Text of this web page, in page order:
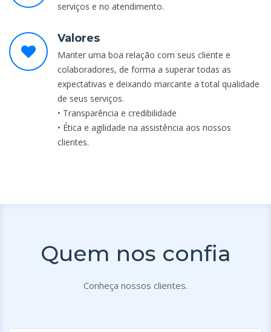
serviços e no atendimento.
Valores
Manter uma boa relação com seus cliente e
colaboradores, de forma a superar todas as
expectativas e deixando marcante a total qualidade
de seus serviços.
• Transparência e credibilidade
• Ética e agilidade na assistência aos nossos
clientes.
Quem nos confia
Conheça nossos clientes.